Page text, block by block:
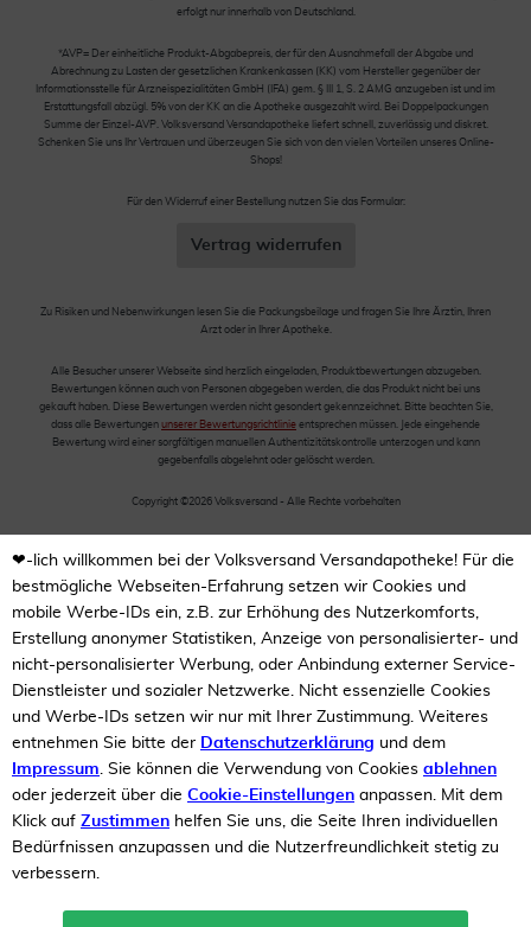
erfolgt nur innerhalb von Deutschland.
*AVP= Der einheitliche Produkt-Abgabepreis, der für den Ausnahmefall der Abgabe und
Abrechnung zu Lasten der gesetzlichen Krankenkassen (KK) vom Hersteller gegenüber der
Informationsstelle für Arzneispezialitäten GmbH (IFA) gem. § III 1, S. 2 AMG anzugeben ist und im
Erstattungsfall abzügl. 5% von der KK an die Apotheke ausgezahlt wird. Bei Doppelpackungen
Summe der Einzel-AVP. Volksversand Versandapotheke liefert schnell, zuverlässig und diskret.
Schenken Sie uns Ihr Vertrauen und überzeugen Sie sich von den vielen Vorteilen unseres Online-
Shops!
Für den Widerruf einer Bestellung nutzen Sie das Formular:
Vertrag widerrufen
Zu Risiken und Nebenwirkungen lesen Sie die Packungsbeilage und fragen Sie Ihre Ärztin, Ihren
Arzt oder in Ihrer Apotheke.
Alle Besucher unserer Webseite sind herzlich eingeladen, Produktbewertungen abzugeben.
Bewertungen können auch von Personen abgegeben werden, die das Produkt nicht bei uns
gekauft haben. Diese Bewertungen werden nicht gesondert gekennzeichnet. Bitte beachten Sie,
dass alle Bewertungen unserer Bewertungsrichtlinie entsprechen müssen. Jede eingehende
Bewertung wird einer sorgfältigen manuellen Authentizitätskontrolle unterzogen und kann
gegebenfalls abgelehnt oder gelöscht werden.
Copyright ©2026 Volksversand - Alle Rechte vorbehalten
❤-lich willkommen bei der Volksversand Versandapotheke! Für die
bestmögliche Webseiten-Erfahrung setzen wir Cookies und
mobile Werbe-IDs ein, z.B. zur Erhöhung des Nutzerkomforts,
Erstellung anonymer Statistiken, Anzeige von personalisierter- und
nicht-personalisierter Werbung, oder Anbindung externer Service-
Dienstleister und sozialer Netzwerke. Nicht essenzielle Cookies
und Werbe-IDs setzen wir nur mit Ihrer Zustimmung. Weiteres
entnehmen Sie bitte der Datenschutzerklärung und dem
Impressum. Sie können die Verwendung von Cookies ablehnen
oder jederzeit über die Cookie-Einstellungen anpassen. Mit dem
Klick auf Zustimmen helfen Sie uns, die Seite Ihren individuellen
Bedürfnissen anzupassen und die Nutzerfreundlichkeit stetig zu
verbessern.